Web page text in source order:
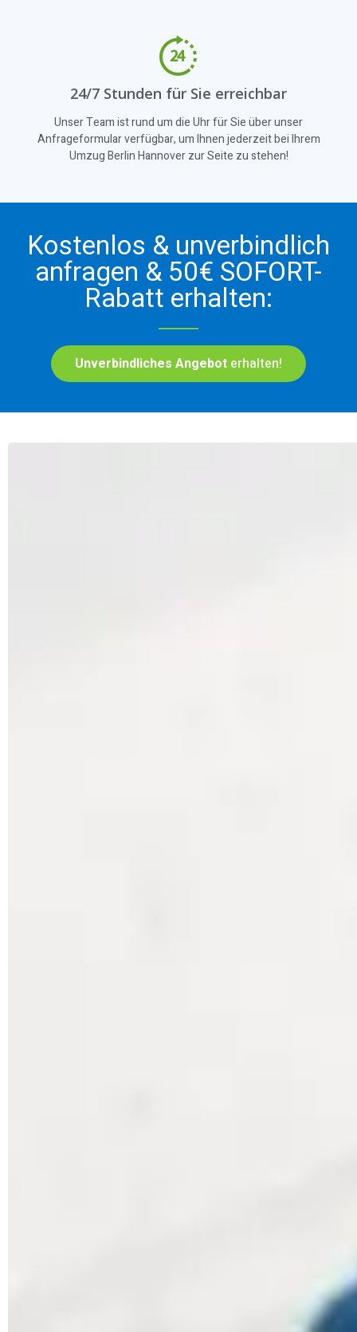
24/7 Stunden für Sie erreichbar
Unser Team ist rund um die Uhr für Sie über unser
Anfrageformular verfügbar, um Ihnen jederzeit bei Ihrem
Umzug Berlin Hannover zur Seite zu stehen!
Kostenlos & unverbindlich
anfragen & 50€ SOFORT-
Rabatt erhalten:
Unverbindliches Angebot erhalten!